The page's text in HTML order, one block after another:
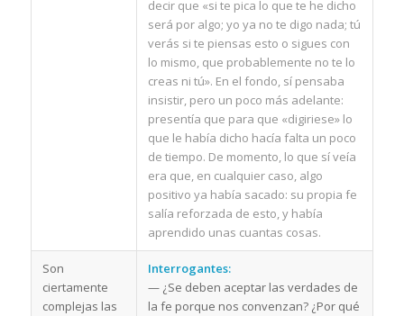
decir que «si te pica lo que te he dicho
será por algo; yo ya no te digo nada; tú
verás si te piensas esto o sigues con
lo mismo, que probablemente no te lo
creas ni tú». En el fondo, sí pensaba
insistir, pero un poco más adelante:
presentía que para que «digiriese» lo
que le había dicho hacía falta un poco
de tiempo. De momento, lo que sí veía
era que, en cualquier caso, algo
positivo ya había sacado: su propia fe
salía reforzada de esto, y había
aprendido unas cuantas cosas.
Son
ciertamente
complejas las
Interrogantes:
— ¿Se deben aceptar las verdades de
la fe porque nos convenzan? ¿Por qué